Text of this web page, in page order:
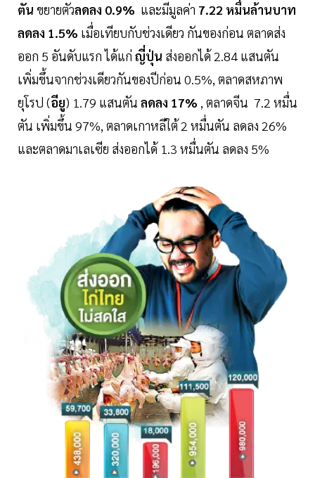
ตัน ขยายตัวลดลง 0.9% และมีมูลค่า 7.22 หมื่นล้านบาท
ลดลง 1.5% เมื่อเทียบกับช่วงเดียว กันของก่อน ตลาดส่ง
ออก 5 อันดับแรก ได้แก่ ญี่ปุ่น ส่งออกได้ 2.84 แสนตัน
เพิ่มขึ้นจากช่วงเดียวกันของปีก่อน 0.5%, ตลาดสหภาพ
ยุโรป (อียู) 1.79 แสนตัน ลดลง 17% , ตลาดจีน 7.2 หมื่น
ตัน เพิ่มขึ้น 97%, ตลาดเกาหลีใต้ 2 หมื่นตัน ลดลง 26%
และตลาดมาเลเซีย ส่งออกได้ 1.3 หมื่นตัน ลดลง 5%